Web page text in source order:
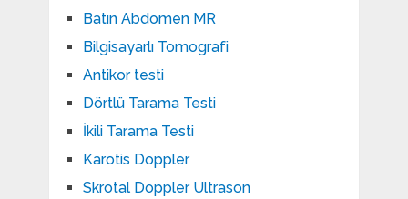
Batın Abdomen MR
Bilgisayarlı Tomografi
Antikor testi
Dörtlü Tarama Testi
İkili Tarama Testi
Karotis Doppler
Skrotal Doppler Ultrason​